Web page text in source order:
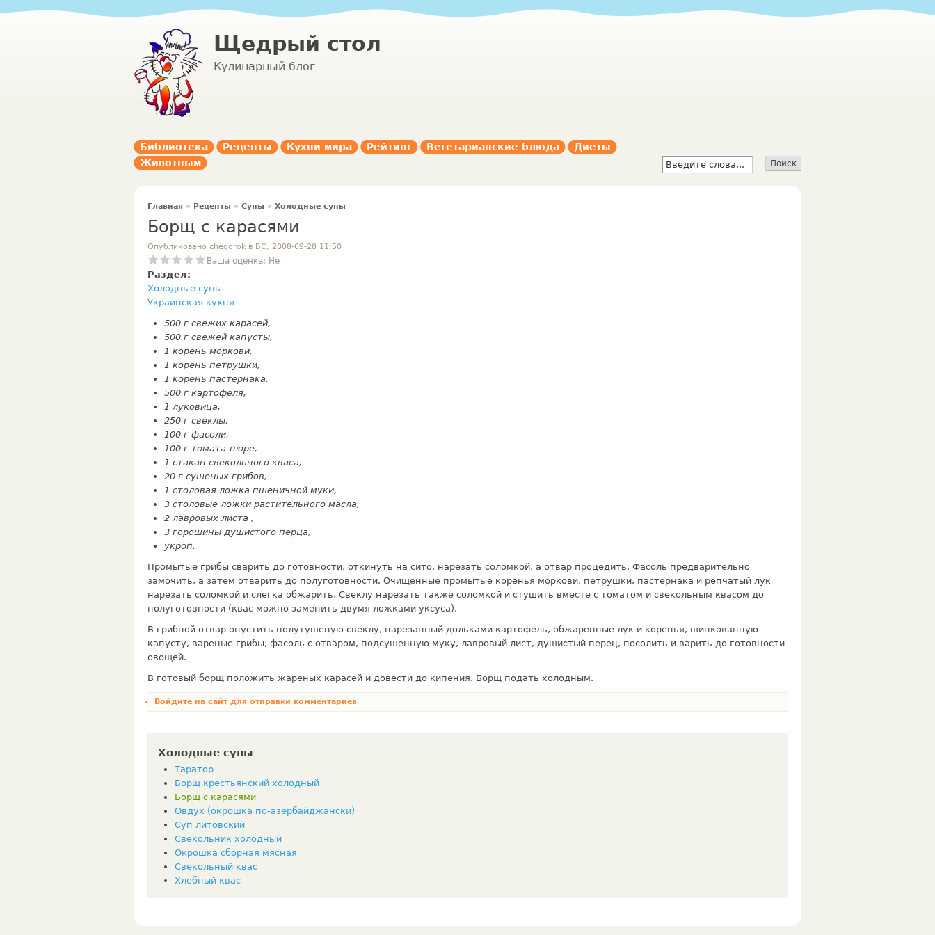
Щедрый стол
Кулинарный блог
Библиотека Рецепты Кухни мира Рейтинг Вегетарианские блюда
Диеты
Животным
Главная » Рецепты » Супы » Холодные супы
Борщ с карасями
Опубликовано chegorok в ВС, 2008-09-28 11:50
Ваша оценка: Нет
Раздел:
Холодные супы
Украинская кухня
500 г свежих карасей,
500 г свежей капусты,
1 корень моркови,
1 корень петрушки,
1 корень пастернака,
500 г картофеля,
1 луковица,
250 г свеклы,
100 г фасоли,
100 г томата-пюре,
1 стакан свекольного кваса,
20 г сушеных грибов,
1 столовая ложка пшеничной муки,
3 столовые ложки растительного масла,
2 лавровых листа ,
3 горошины душистого перца,
укроп.
Промытые грибы сварить до готовности, откинуть на сито, нарезать соломкой, а отвар процедить. Фасоль предварительно
замочить, а затем отварить до полуготовности. Очищенные промытые коренья моркови, петрушки, пастернака и репчатый лук
нарезать соломкой и cлeгкa обжарить. Свеклу нарезать также соломкой и стушить вместе с томатом и свекольным квасом до
полуготовности (квас можно заменить двумя ложками уксуса).
В грибной отвар опустить полутушеную свеклу, нарезанный дольками картофель, обжаренные лук и коренья, шинкованную
капусту, вареные грибы, фасоль с отваром, подсушенную муку, лавровый лист, душистый перец, посолить и варить до готовности
овощей.
В готовый борщ положить жареных карасей и довести до кипения. Борщ подать холодным.
Войдите на сайтдля отправки комментариев
Холодные супы
Таратор
Борщ крестьянский холодный
Борщ с карасями
Овдух (окрошка по-азербайджански)
Суп литовский
Свекольник холодный
Окрошка сборная мясная
Свекольный квас
Хлебный квас